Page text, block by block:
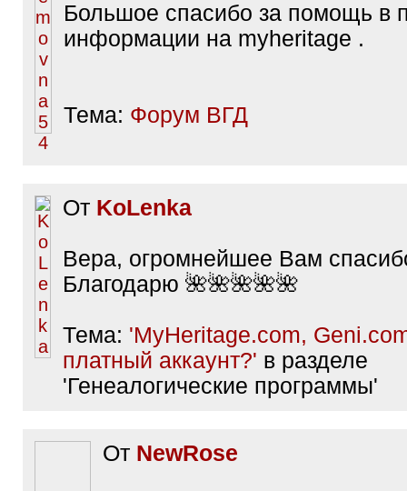
Большое спасибо за помощь в
информации на myheritage .
Тема: Форум ВГД
От KoLenka
Вера, огромнейшее Вам
Благодарю 🌺🌺🌺🌺🌺
Тема: 'MyHeritage.com,
платный аккаунт?' в разделе
'Генеалогические программы'
От NewRose